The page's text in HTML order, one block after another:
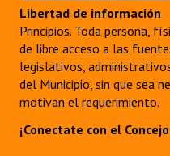
Libertad de información
Principios. Toda persona,
de libre acceso a las
legislativos,
del Municipio, sin que sea
motivan el requerimiento.
¡Conectate con el